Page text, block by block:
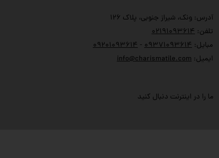
ما را در اینترنت دنبال کنید
آدرس: ونک، شیراز جنوبی، پلاک ۱۲۶
تلفن:
۰۲۱۹۱۰۹۳۶۱۴
مبایل:
۰۹۳۷۱۰۹۳۶۱۴ - ۰۹۲۰۱۰۹۳۶۱۴
ایمیل:info@charismatile.com